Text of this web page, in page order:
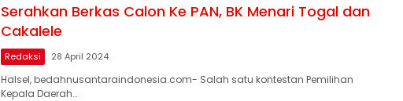
Serahkan Berkas Calon Ke PAN, BK Menari Togal dan
Cakalele
Redaksi 28 April 2024
Halsel, bedahnusantaraindonesia.com- Salah satu kontestan Pemilihan
Kepala Daerah…